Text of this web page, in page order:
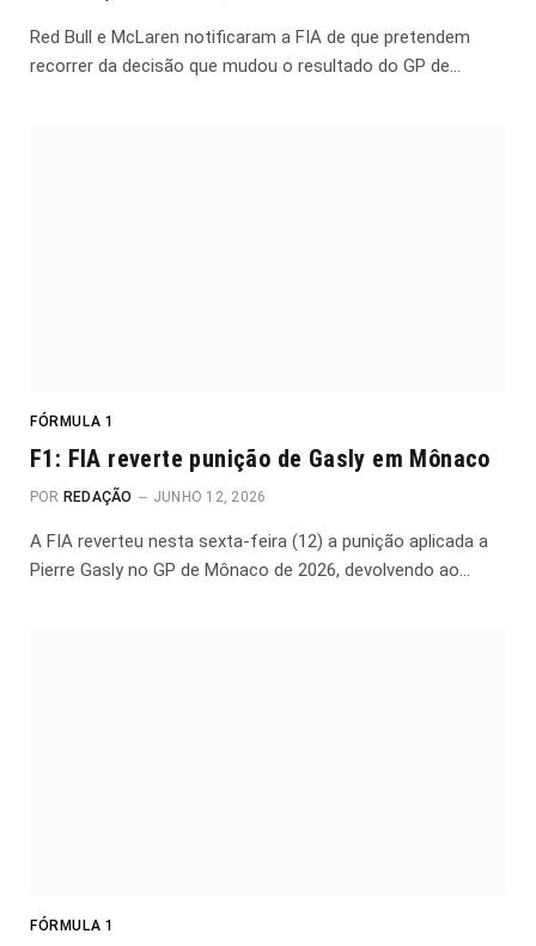
Red Bull e McLaren notificaram a FIA de que pretendem
recorrer da decisão que mudou o resultado do GP de…
FÓRMULA 1
F1: FIA reverte punição de Gasly em Mônaco
POR REDAÇÃO JUNHO 12, 2026
A FIA reverteu nesta sexta-feira (12) a punição aplicada a
Pierre Gasly no GP de Mônaco de 2026, devolvendo ao…
FÓRMULA 1